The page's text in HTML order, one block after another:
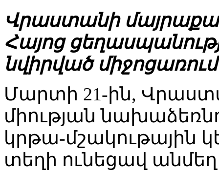
Վրաստանի
Հայոց
նվիրված
Մարտի 21-ին,
միության
կրթա-մշակութային
տեղի ունեցավ